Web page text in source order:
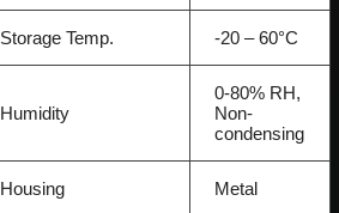
Storage Temp. -20 – 60°C
Humidity
0-80% RH,
Non-
condensing
Housing Metal